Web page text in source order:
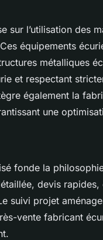
sur l’utilisation des
équipements
métalliques
et respectant
également la
une
fonde la
devis
suivi projet
vente fabricant